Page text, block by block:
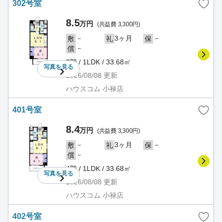
302号室
写真を見る
8.5万円 (共益費 3,300円)
敷 － 礼3ヶ月 保 －
償 －
3階 / 1LDK / 33.68㎡
2026/08/08 更新
ハウスコム 小禄店
401号室
写真を見る
8.4万円 (共益費 3,300円)
敷 － 礼3ヶ月 保 －
償 －
4階 / 1LDK / 33.68㎡
2026/08/08 更新
ハウスコム 小禄店
402号室